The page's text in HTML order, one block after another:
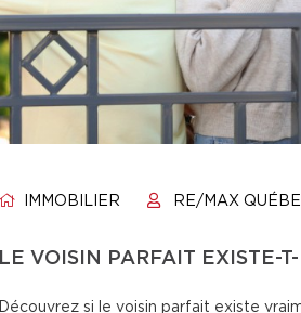
IMMOBILIER RE/MAX
LE VOISIN PARFAIT EXISTE-
Découvrez si le voisin parfait existe